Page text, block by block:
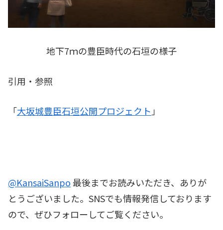
地下7ｍの豊臣時代の石垣の様子
引用・参照
「大坂城豊臣石垣公開プロジェクト 」
@KansaiSanpo最後までお読みいただき、ありが
とうございました。SNSでも情報発信しております
ので、ぜひフォローしてご覧ください。